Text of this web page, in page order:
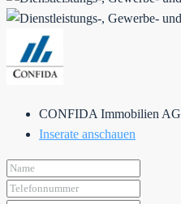
CONFIDA Immobilien AG
Inserate anschauen